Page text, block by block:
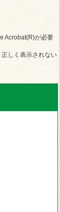
Acrobat(R)が必要
しく表示されない